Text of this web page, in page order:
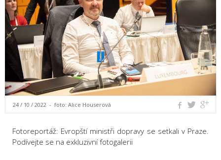
24 / 10 / 2022 - foto: Alice Houserová
Fotoreportáž: Evropští ministři dopravy se setkali v Praze.
Podívejte se na exkluzivní fotogalerii